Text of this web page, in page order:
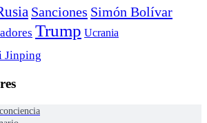
Sanciones Simón Bolívar
Trump Ucrania
Jinping